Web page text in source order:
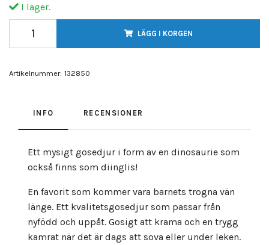
I lager.
LÄGG I KORGEN
Artikelnummer: 132850
INFO RECENSIONER
Ett mysigt gosedjur i form av en dinosaurie som
också finns som diinglis!
En favorit som kommer vara barnets trogna vän
länge. Ett kvalitetsgosedjur som passar från
nyfödd och uppåt. Gosigt att krama och en trygg
kamrat när det är dags att sova eller under leken.